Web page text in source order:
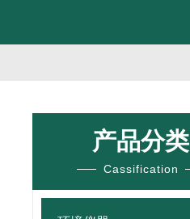
产品分类
Cassification